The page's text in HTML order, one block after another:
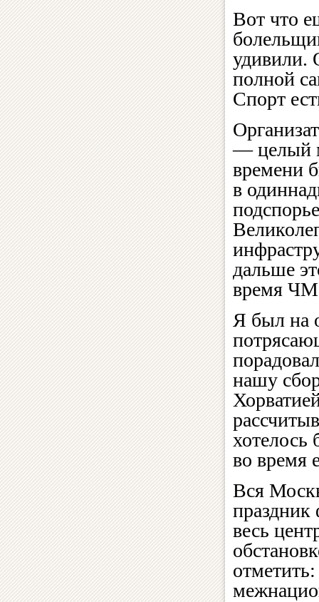
Вот что
удивили.
полной
Спорт
— целый
времени
в
дальше
время
Я был на
нашу
хотелось
во время
Вся
весь